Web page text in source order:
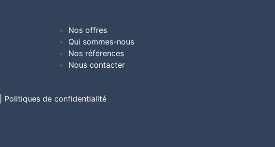
Nos offres
Qui sommes-nous
Nos références
Nous contacter
Politiques de confidentialité